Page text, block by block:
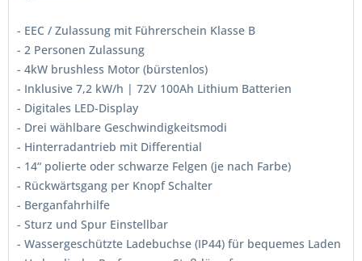
- EEC / Zulassung mit Führerschein Klasse B
- 2 Personen Zulassung
- 4kW brushless Motor (bürstenlos)
- Inklusive 7,2 kW/h | 72V 100Ah Lithium Batterien
- Digitales LED-Display
- Drei wählbare Geschwindigkeitsmodi
- Hinterradantrieb mit Differential
- 14“ polierte oder schwarze Felgen (je nach Farbe)
- Rückwärtsgang per Knopf Schalter
- Berganfahrhilfe
- Sturz und Spur Einstellbar
- Wassergeschützte Ladebuchse (IP44) für bequemes Laden